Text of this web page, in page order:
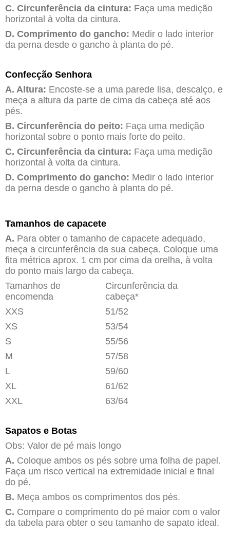
C. Circunferência da cintura: Faça uma medição
horizontal à volta da cintura.
D. Comprimento do gancho: Medir o lado interior
da perna desde o gancho à planta do pé.
Confecção Senhora
A. Altura: Encoste-se a uma parede lisa, descalço, e
meça a altura da parte de cima da cabeça até aos
pés.
B. Circunferência do peito: Faça uma medição
horizontal sobre o ponto mais forte do peito.
C. Circunferência da cintura: Faça uma medição
horizontal à volta da cintura.
D. Comprimento do gancho: Medir o lado interior
da perna desde o gancho à planta do pé.
Tamanhos de capacete
A. Para obter o tamanho de capacete adequado,
meça a circunferência da sua cabeça. Coloque uma
fita métrica aprox. 1 cm por cima da orelha, à volta
do ponto mais largo da cabeça.
Tamanhos de
encomenda
Circunferência da
cabeça*
XXS
51/52
XS
53/54
S
55/56
M
57/58
L
59/60
XL
61/62
XXL
63/64
Sapatos e Botas
Obs: Valor de pé mais longo
A. Coloque ambos os pés sobre uma folha de papel.
Faça um risco vertical na extremidade inicial e final
do pé.
B. Meça ambos os comprimentos dos pés.
C. Compare o comprimento do pé maior com o valor
da tabela para obter o seu tamanho de sapato ideal.